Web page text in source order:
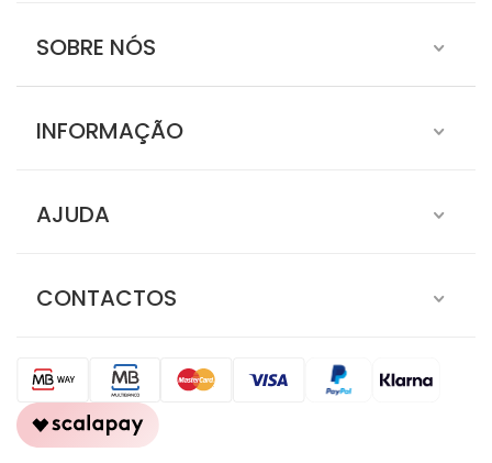
SOBRE NÓS
INFORMAÇÃO
AJUDA
CONTACTOS